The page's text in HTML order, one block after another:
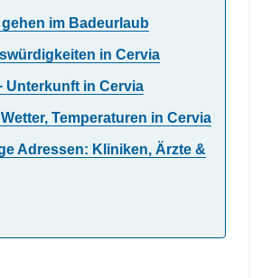
im Badeurlaub
in Cervia
Unterkunft in Cervia
Temperaturen in Cervia
Adressen: Kliniken, Ärzte &